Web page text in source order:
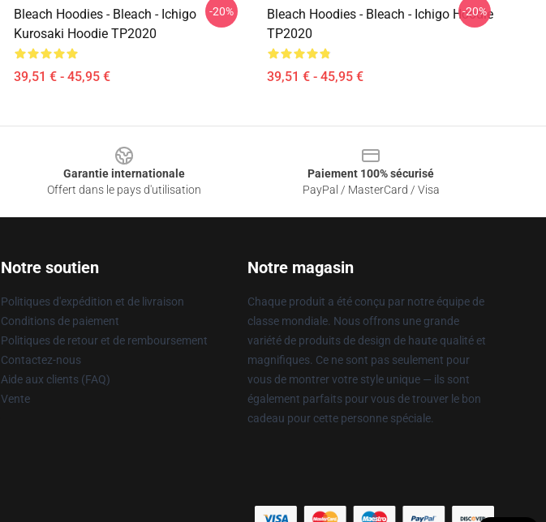
Bleach Hoodies - Bleach - Ichigo
Kurosaki Hoodie TP2020
39,51 € - 45,95 €
-20%
Bleach Hoodies - Bleach - Ichigo Hoodie
TP2020
39,51 € - 45,95 €
-20%
Garantie internationale
Offert dans le pays d'utilisation
Paiement 100% sécurisé
PayPal / MasterCard / Visa
Notre soutien
Politiques d'expédition et de livraison
Conditions de paiement
Politiques de retour et de remboursement
Contactez-nous
Aide aux clients (FAQ)
Vente
Notre magasin
Chaque produit a été conçu par notre équipe de
classe mondiale. Nous offrons une grande
variété de produits de design de haute qualité et
magnifiques. Ce ne sont pas seulement pour
vous de montrer votre style unique — ils sont
également parfaits pour vous de trouver le bon
cadeau pour cette personne spéciale.